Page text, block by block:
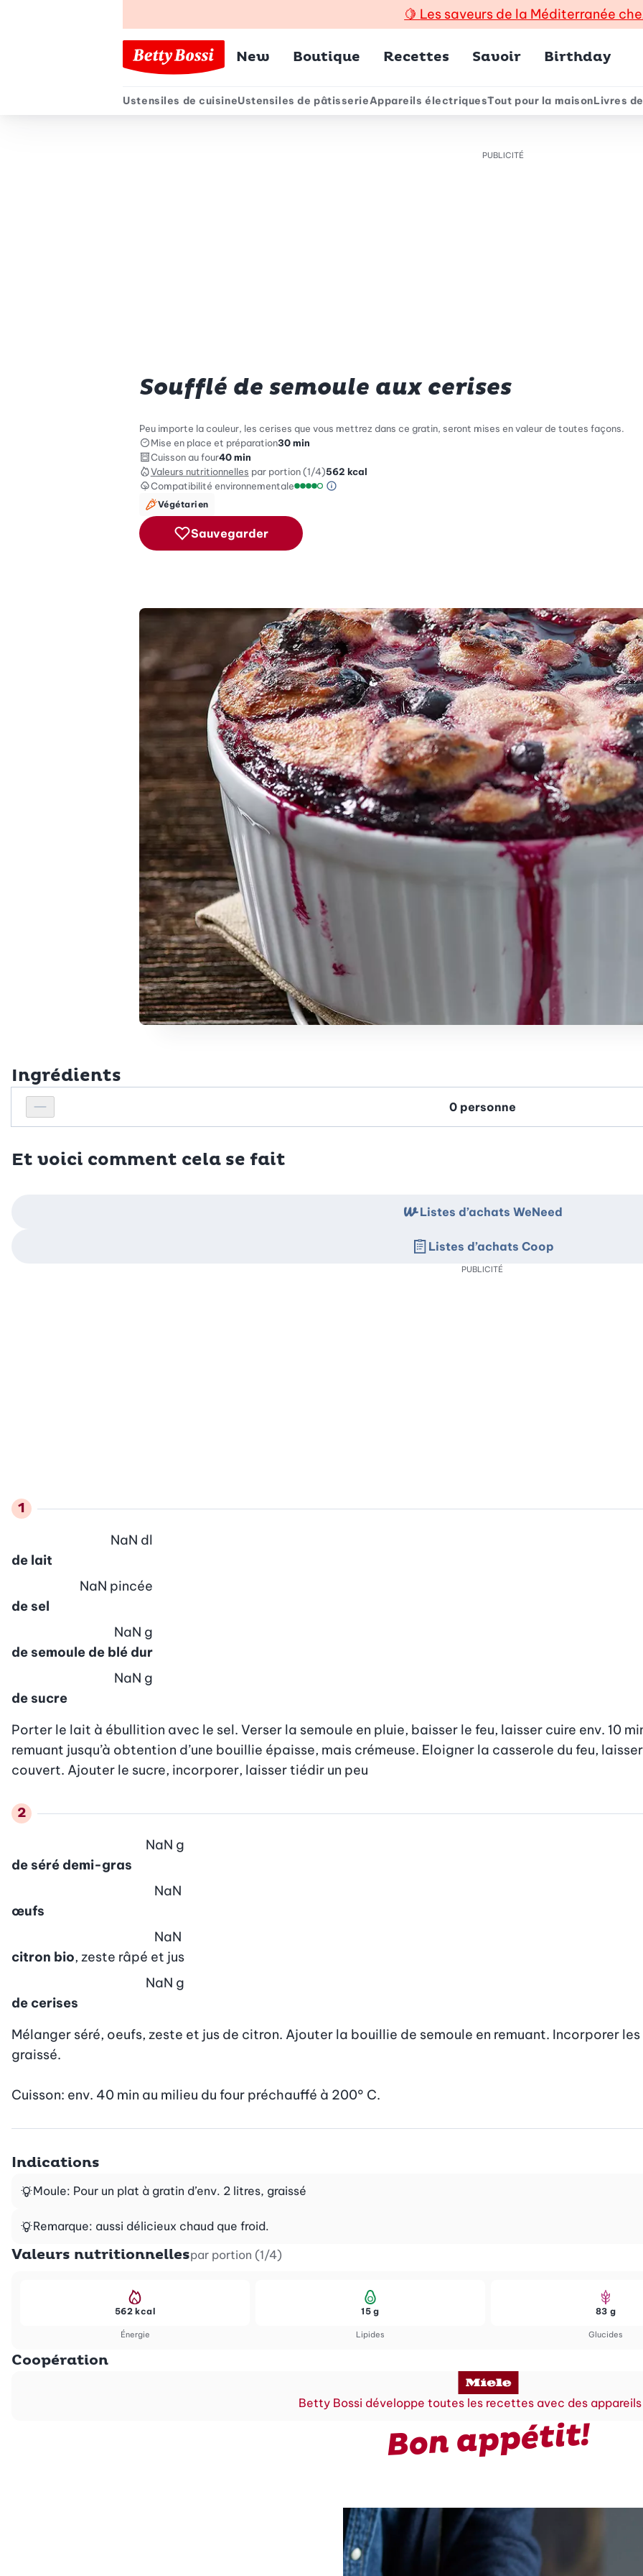
🍋 Les saveurs de la Méditerranée
Menu principal
New Boutique Recettes Savoir Birthday
Menu secondaire
Ustensiles de cuisineUstensiles de pâtisserieAppareils électriquesTout pour la maisonLivres
PUBLICITÉ
Soufflé de semoule aux cerises
Peu importe la couleur, les cerises que vous mettrez dans ce gratin, seront mises en valeur de toutes façons.
Mise en place et préparation30 min
Cuisson au four40 min
Valeurs nutritionnelles par portion (1/4)562 kcal
Compatibilité environnementale
Information sur l’échelle Green Betty
Végétarien
Sauvegarder
Ingrédients
Réduire le nombre de personnes
Personnes
Et voici comment cela se fait
de lait
NaN dl
de sel
NaN pincée
de semoule de blé dur
NaN g
de sucre
NaN g
Porter le lait à ébullition avec le sel. Verser la semoule en pluie, baisser le feu, laisser cuire env. 10
remuant jusqu’à obtention d’une bouillie épaisse, mais crémeuse. Eloigner la casserole du feu,
couvert. Ajouter le sucre, incorporer, laisser tiédir un peu
de séré demi-gras
NaN g
œufs
NaN
citron bio, zeste râpé et jus
NaN
de cerises
NaN g
Mélanger séré, oeufs, zeste et jus de citron. Ajouter la bouillie de semoule en remuant. Incorporer
graissé.
Cuisson: env. 40 min au milieu du four préchauffé à 200° C.
Listes d’achats WeNeed
Listes d’achats Coop
PUBLICITÉ
Indications
Moule: Pour un plat à gratin d’env. 2 litres, graissé
Remarque: aussi délicieux chaud que froid.
Valeurs nutritionnellespar portion (1/4)
Énergie
562 kcal
Lipides
15 g
Glucides
83 g
Coopération
Betty Bossi développe toutes les recettes avec des
Bon appétit!